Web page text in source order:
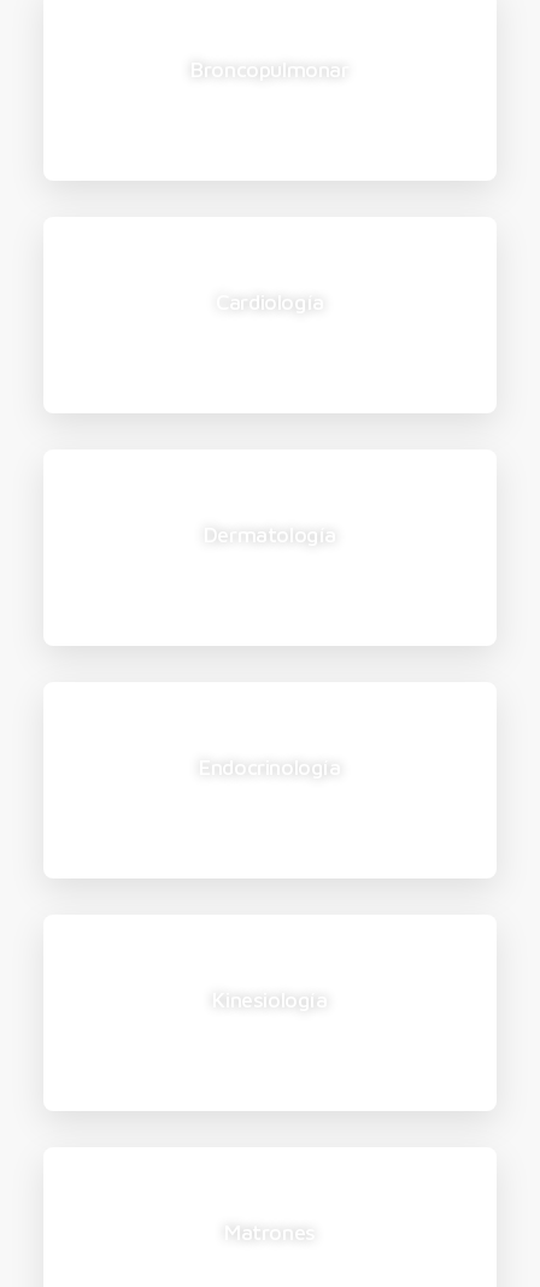
Broncopulmonar
Cardiología
Dermatología
Endocrinología
Kinesiología
Matrones